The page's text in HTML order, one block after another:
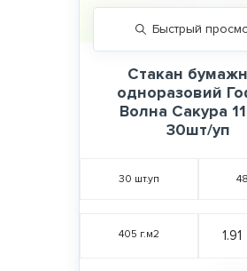
Быстрый
Стакан
одноразовий
Волна Сакура
30шт/уп
30 шт.уп 48
405 г.м2 1.91